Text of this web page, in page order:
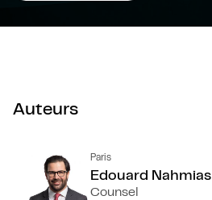
Auteurs
Paris
Edouard Nahmias
Counsel